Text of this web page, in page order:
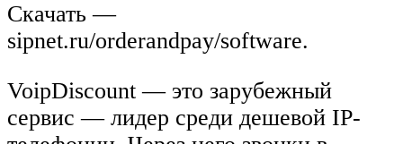
Скачать —
sipnet.ru/orderandpay/software.
VoipDiscount — это зарубежный
сервис — лидер среди дешевой IP-